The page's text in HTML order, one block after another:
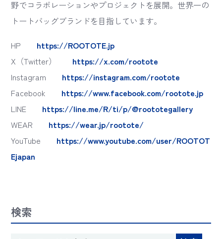
野でコラボレーションやプロジェクトを展開。世界一の
トートバッグブランドを目指しています。
HP https://ROOTOTE.jp
X（Twitter） https://x.com/rootote
Instagram https://instagram.com/rootote
Facebook https://www.facebook.com/rootote.jp
LINE https://line.me/R/ti/p/@roototegallery
WEAR https://wear.jp/rootote/
YouTube https://www.youtube.com/user/ROOTOT
Ejapan
検索